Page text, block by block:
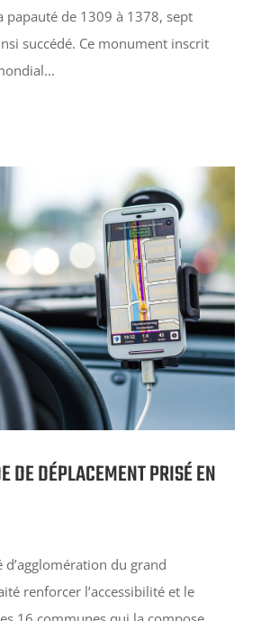
papauté de 1309 à 1378, sept
succédé. Ce monument inscrit
DE DÉPLACEMENT PRISÉ EN
du grand
renforcer l’accessibilité et le